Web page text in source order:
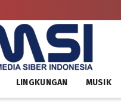
LINGKUNGAN MUSIK